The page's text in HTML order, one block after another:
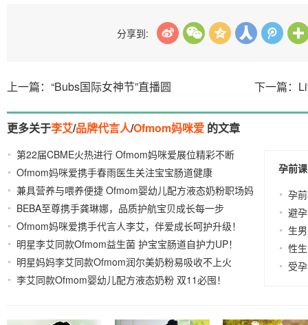
分享到:
上一篇：“Bubs国际女神节”直播圆 下一篇：
更多关于李艾/品牌代言人/Ofmom妈咪爱 的文章
第22届CBME火热进行 Ofmom妈咪爱展位精彩不断
2023-06-30
Ofmom妈咪爱携手春雨医生关注宝宝肠道健康
30
兼具营养与喂养便捷 Ofmom婴幼儿配方液态奶粉职场妈
妈新选择
2021-11-05
BEBA至尊携手龚琳娜，品质护航宝贝成长每一步
06-07
Ofmom妈咪爱携手代言人李艾，伴爱成长呵护升级！
2021-03-15
明星李艾同款Ofmom益生菌 护宝宝肠道自护力UP！
2021-11-15
明星妈妈李艾同款Ofmom润尔美奶粉易吸收不上火
2021-10-29
李艾同款Ofmom婴幼儿配方液态奶粉 双11必囤！
孕前
孕
避孕
生
性
受孕